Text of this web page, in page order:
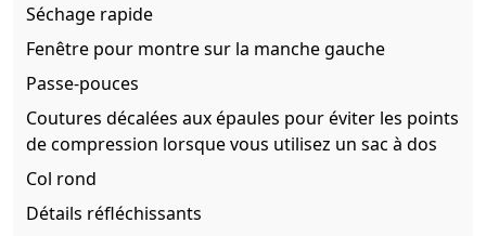
Séchage rapide
Fenêtre pour montre sur la manche gauche
Passe-pouces
Coutures décalées aux épaules pour éviter les points
de compression lorsque vous utilisez un sac à dos
Col rond
Détails réfléchissants